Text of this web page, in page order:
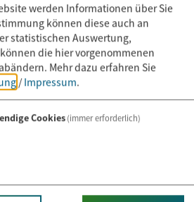
werden Informationen über Sie
können diese auch an
statistischen Auswertung,
die hier vorgenommenen
Mehr dazu erfahren Sie
/ Impressum.
Cookies(immer erforderlich)